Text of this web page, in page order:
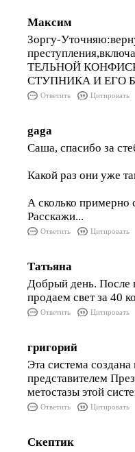
Максим
Зоргу-
ТЕЛЬНОЙ
СТУПНИКА И ЕГО
Ответить Цитировать
gaga
Саша, спасибо за
Какой раз они уже
А сколько примерно
Расскажи...
Ответить Цитировать
Татьяна
Добрый день. После
продаем свет за 40
Ответить Цитировать
григорий
Эта система
представителем
метостазы этой
Ответить Цитировать
Скептик